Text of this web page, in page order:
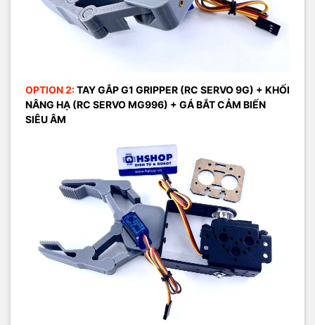
OPTION 2:TAY GẮP G1 GRIPPER (RC SERVO 9G) + KHỐI
NÂNG HẠ (RC SERVO MG996) + GÁ BẮT CẢM BIẾN
SIÊU ÂM